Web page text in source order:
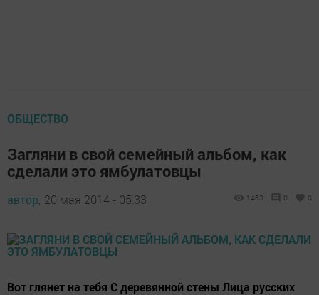
ОБЩЕСТВО
Загляни в свой семейный альбом, как
сделали это ямбулатовцы
автор, 20 мая 2014 - 05:33 1463 0 0
Вот глянет на тебя С деревянной стены Лица русских